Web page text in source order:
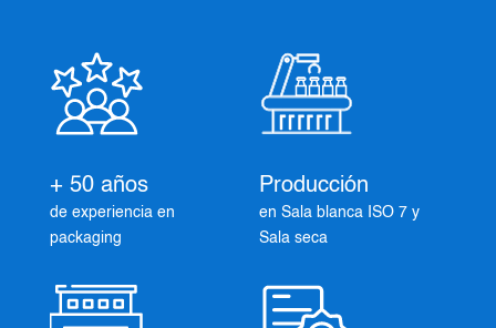
+ 50 años
de experiencia en
packaging
Producción
en Sala blanca ISO 7 y
Sala seca